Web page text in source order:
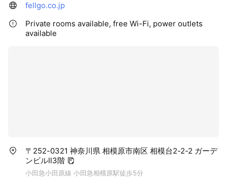
fellgo.co.jp
Private rooms available, free Wi-Fi, power outlets
available
〒252-0321 神奈川県 相模原市南区 相模台2-2-2 ガーデ
ンビルⅡ3階
小田急小田原線 小田急相模原駅徒歩5分